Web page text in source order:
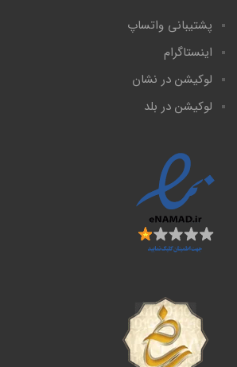
پشتیبانی واتساپ
اینستاگرام
لوکیشن در نشان
لوکیشن در بلد